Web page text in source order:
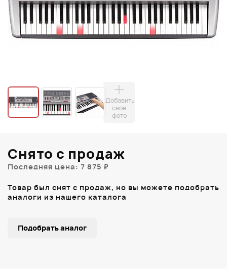
Добавить
свое
фото
Снято с продаж
Последняя цена: 7 875 ₽
Товар был снят с продаж, но вы можете подобрать
аналоги из нашего каталога
Подобрать аналог